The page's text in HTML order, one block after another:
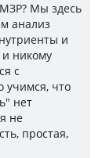
Мы здесь
анализ
и
никому
с
что
нет
не
простая,